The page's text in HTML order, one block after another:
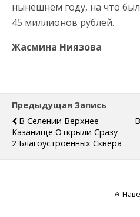
нынешнем году, на что
45 миллионов рублей.
Жасмина Ниязова
Предыдущая Запись
В Селении Верхнее
Казанище Открыли Сразу
2 Благоустроенных Сквера